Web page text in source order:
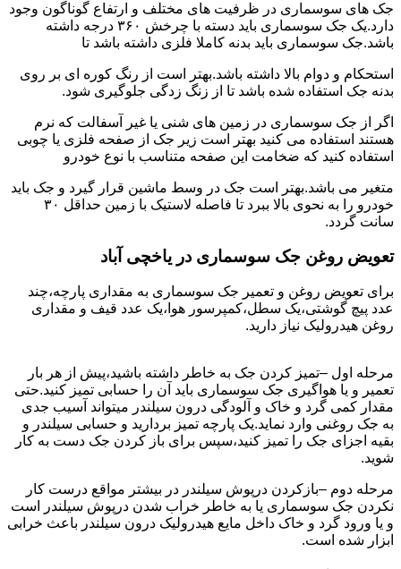
جک های سوسماری در ظرفیت های مختلف و ارتفاع گوناگون وجود
دارد.یک جک سوسماری باید دسته با چرخش ۳۶۰ درجه داشته
باشد.جک سوسماری باید بدنه کاملا فلزی داشته باشد تا
استحکام و دوام بالا داشته باشد.بهتر است از رنگ کوره ای بر روی
بدنه جک استفاده شده باشد تا از زنگ زدگی جلوگیری شود.
اگر از جک سوسماری در زمین های شنی یا غیر آسفالت که نرم
هستند استفاده می کنید بهتر است زیر جک از صفحه فلزی یا چوبی
استفاده کنید که ضخامت این صفحه متناسب با نوع خودرو
متغیر می باشد.بهتر است جک در وسط ماشین قرار گیرد و جک باید
خودرو را به نحوی بالا ببرد تا فاصله لاستیک با زمین حداقل ۳۰
سانت گردد.
تعویض روغن جک سوسماری در یاخچی آباد
برای تعویض روغن و تعمیر جک سوسماری به مقداری پارچه،چند
عدد پیچ گوشتی،یک سطل،کمپرسور هوا،یک عدد قیف و مقداری
روغن هیدرولیک نیاز دارید.
مرحله اول –تمیز کردن جک به خاطر داشته باشید،پیش از هر بار
تعمیر و یا هواگیری جک سوسماری باید آن را حسابی تمیز کنید.حتی
مقدار کمی گرد و خاک و آلودگی درون سیلندر میتواند آسیب جدی
به جک روغنی وارد نماید.یک پارچه تمیز بردارید و حسابی سیلندر و
بقیه اجزای جک را تمیز کنید،سپس برای باز کردن جک دست به کار
شوید.
مرحله دوم –بازکردن درپوش سیلندر در بیشتر مواقع درست کار
نکردن جک سوسماری یا به خاطر خراب شدن درپوش سیلندر است
و یا ورود گرد و خاک داخل مایع هیدرولیک درون سیلندر باعث خرابی
ابزار شده است.